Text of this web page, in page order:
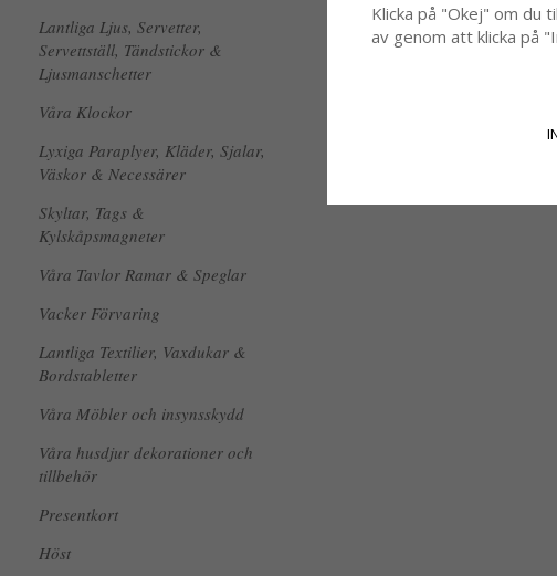
Lantliga Ljus, Servetter,
Servettställ, Tändstickor &
Ljusmanschetter
Våra Klockor
Lyxiga Paraplyer, Kläder, Sjalar,
Väskor & Necessärer
Skyltar, Tags &
Kylskåpsmagneter
Våra Tavlor Ramar & Speglar
Vacker Förvaring
Lantliga Textilier, Vaxdukar &
Bordstabletter
Våra Möbler och insynsskydd
Våra husdjur dekorationer och
tillbehör
Presentkort
Höst
Klicka på "Okej" om du
av genom att klicka på